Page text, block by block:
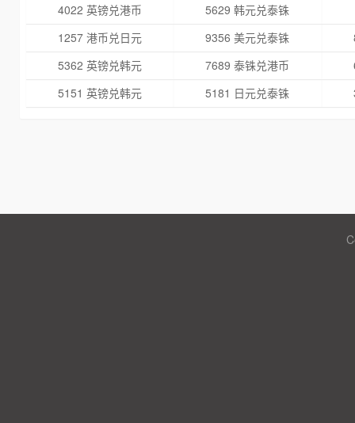
4022 英镑兑港币
5629 韩元兑泰铢
1257 港币兑日元
9356 美元兑泰铢
5362 英镑兑韩元
7689 泰铢兑港币
5151 英镑兑韩元
5181 日元兑泰铢